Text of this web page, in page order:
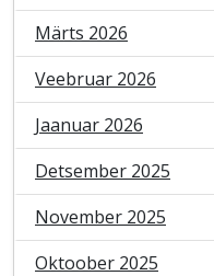
Märts 2026
Veebruar 2026
Jaanuar 2026
Detsember 2025
November 2025
Oktoober 2025